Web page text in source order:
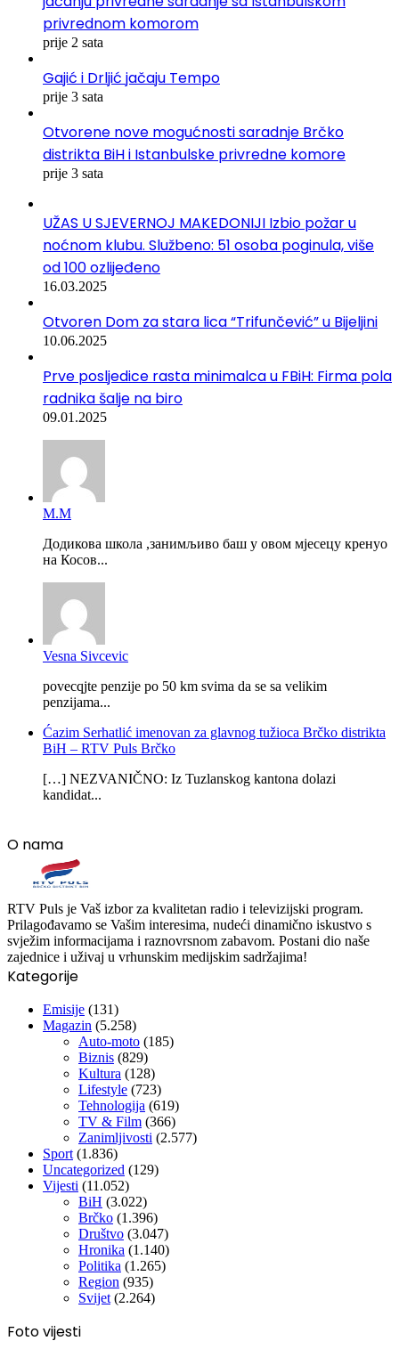
privrednom komorom
prije 2 sata
Gajić i Drljić jačaju Tempo
prije 3 sata
Otvorene nove mogućnosti saradnje Brčko
distrikta BiH i Istanbulske privredne komore
prije 3 sata
UŽAS U SJEVERNOJ MAKEDONIJI Izbio požar u
noćnom klubu. Službeno: 51 osoba poginula, više
od 100 ozlijeđeno
16.03.2025
Otvoren Dom za stara lica “Trifunčević” u Bijeljini
10.06.2025
Prve posljedice rasta minimalca u FBiH: Firma pola
radnika šalje na biro
09.01.2025
М.М
Додикова школа ,занимљиво баш у овом мјесецу кренуо
на Косов...
Vesna Sivcevic
povecqjte penzije po 50 km svima da se sa velikim
penzijama...
Ćazim Serhatlić imenovan za glavnog tužioca Brčko distrikta
BiH – RTV Puls Brčko
[…] NEZVANIČNO: Iz Tuzlanskog kantona dolazi
kandidat...
O nama
RTV Puls je Vaš izbor za kvalitetan radio i televizijski program.
Prilagođavamo se Vašim interesima, nudeći dinamično iskustvo s
svježim informacijama i raznovrsnom zabavom. Postani dio naše
zajednice i uživaj u vrhunskim medijskim sadržajima!
Kategorije
Emisije (131)
Magazin (5.258)
Auto-moto (185)
Biznis (829)
Kultura (128)
Lifestyle (723)
Tehnologija (619)
TV & Film (366)
Zanimljivosti (2.577)
Sport (1.836)
Uncategorized (129)
Vijesti (11.052)
BiH (3.022)
Brčko (1.396)
Društvo (3.047)
Hronika (1.140)
Politika (1.265)
Region (935)
Svijet (2.264)
Foto vijesti